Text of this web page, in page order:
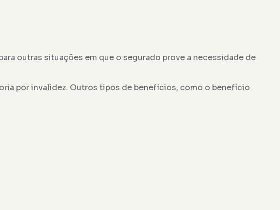
outras situações em que o segurado prove a necessidade de
por invalidez. Outros tipos de benefícios, como o benefício